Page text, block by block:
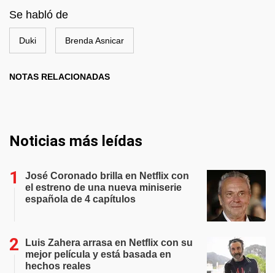
Se habló de
Duki Brenda Asnicar
NOTAS RELACIONADAS
Noticias más leídas
José Coronado brilla en Netflix con
el estreno de una nueva miniserie
española de 4 capítulos
Luis Zahera arrasa en Netflix con su
mejor película y está basada en
hechos reales